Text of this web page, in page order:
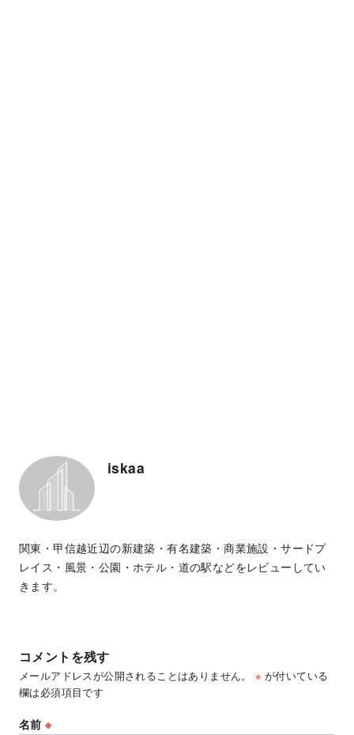
iskaa
関東・甲信越近辺の新建築・有名建築・商業施設・サードプ
レイス・風景・公園・ホテル・道の駅などをレビューしてい
きます。
コメントを残す
メールアドレスが公開されることはありません。 ※ が付いている
欄は必須項目です
名前※